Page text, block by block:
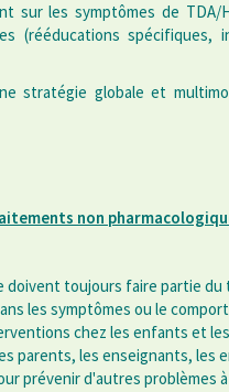
sur les symptômes de TDA/
(rééducations spécifiques,
stratégie globale et
non
doivent toujours faire partie
les symptômes ou le
chez les enfants et
parents, les enseignants, les
prévenir d'autres problèmes